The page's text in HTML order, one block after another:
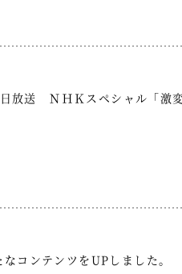
送 ＮＨＫスペシャル「激
コンテンツをUPしました。